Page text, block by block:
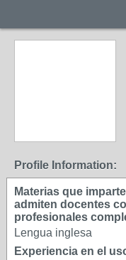
Profile Information:
Materias que
admiten docentes
profesionales
Lengua inglesa
Experiencia en el